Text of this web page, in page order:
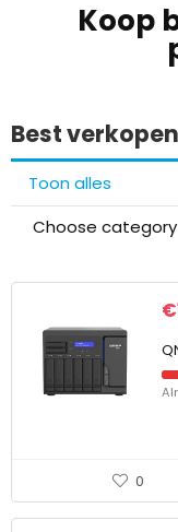
Koop
Best
Toon alles
Choose category
€
0